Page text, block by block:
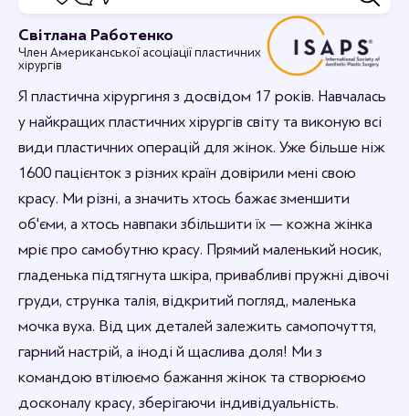
Світлана Работенко
Член Американської асоціації пластичних
хірургів
Я пластична хірургиня з досвідом 17 років. Навчалась
у найкращих пластичних хірургів світу та виконую всі
види пластичних операцій для жінок. Уже більше ніж
1600 пацієнток з різних країн довірили мені свою
красу. Ми різні, а значить хтось бажає зменшити
об'єми, а хтось навпаки збільшити їх — кожна жінка
мріє про самобутню красу. Прямий маленький носик,
гладенька підтягнута шкіра, привабливі пружні дівочі
груди, струнка талія, відкритий погляд, маленька
мочка вуха. Від цих деталей залежить самопочуття,
гарний настрій, а іноді й щаслива доля! Ми з
командою втілюємо бажання жінок та створюємо
досконалу красу, зберігаючи індивідуальність.
Дивовижно, я в захваті.
rabotenkosvitlana